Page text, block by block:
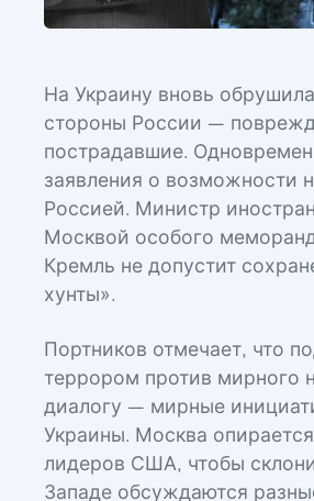
На Украину вновь
стороны России —
пострадавшие.
заявления о возможности
Россией. Министр
Москвой особого
Кремль не допустит
хунты».
Портников отмечает, что
террором против мирного
диалогу — мирные
Украины. Москва
лидеров США, чтобы
Западе обсуждаются